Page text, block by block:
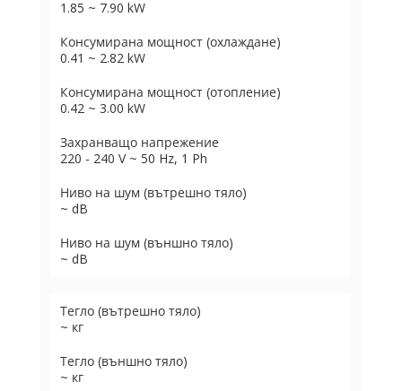
1.85 ~ 7.90 kW
Консумирана мощност (охлаждане)
0.41 ~ 2.82 kW
Консумирана мощност (отопление)
0.42 ~ 3.00 kW
Захранващо напрежение
220 - 240 V ~ 50 Hz, 1 Ph
Ниво на шум (вътрешно тяло)
~ dB
Ниво на шум (външно тяло)
~ dB
Тегло (вътрешно тяло)
~ кг
Тегло (външно тяло)
~ кг